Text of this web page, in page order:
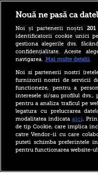
Nouă ne pasă ca
Noi și partenerii noștri 201
identificatorii cookie unici
gestiona alegerile dvs.
confidențialitate. Aceste
navigarea. Mai multe detalii
Noi si partenerii nostri
furnizorii nostri de servicii
functioneze, pentru a
interesele si/sau profilul
pentru a analiza traficul pe
legatura cu prelucrarea
modalitatea indicata aici. Prin
de tip Cookie, care implica
catre Vendor-ii cu care
puteti schimba preferintele
pentru functionarea website-